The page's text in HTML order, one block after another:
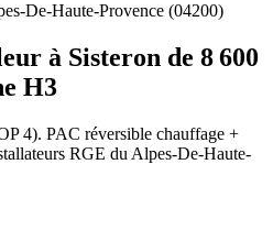
De-Haute-Provence (04200)
à Sisteron de 8 600
H3
4). PAC réversible chauffage +
RGE du Alpes-De-Haute-